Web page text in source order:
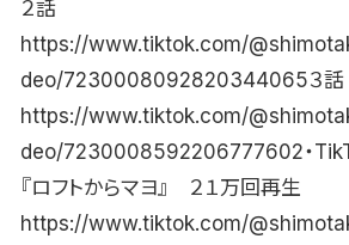
２話
https://www.tiktok.com/
deo/7230008092820344065３話
https://www.tiktok.com/
deo/7230008592206777602・
『ロフトからマヨ』 ２１万回再生
https://www.tiktok.com/